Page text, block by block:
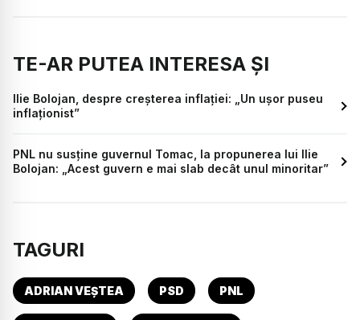
TE-AR PUTEA INTERESA ȘI
Ilie Bolojan, despre creșterea inflației: „Un ușor puseu
inflaționist”
PNL nu susține guvernul Tomac, la propunerea lui Ilie
Bolojan: „Acest guvern e mai slab decât unul minoritar”
TAGURI
ADRIAN VEȘTEA PSD PNL